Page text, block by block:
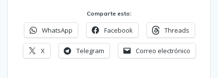
Comparte esto:
WhatsApp Facebook Threads
X Telegram Correo electrónico